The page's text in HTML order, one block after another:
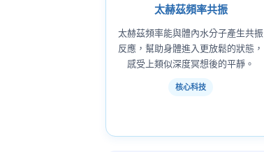
太赫茲頻率共振
太赫茲頻率能與體內水分子產生共振
反應，幫助身體進入更放鬆的狀態，
感受上類似深度冥想後的平靜。
核心科技